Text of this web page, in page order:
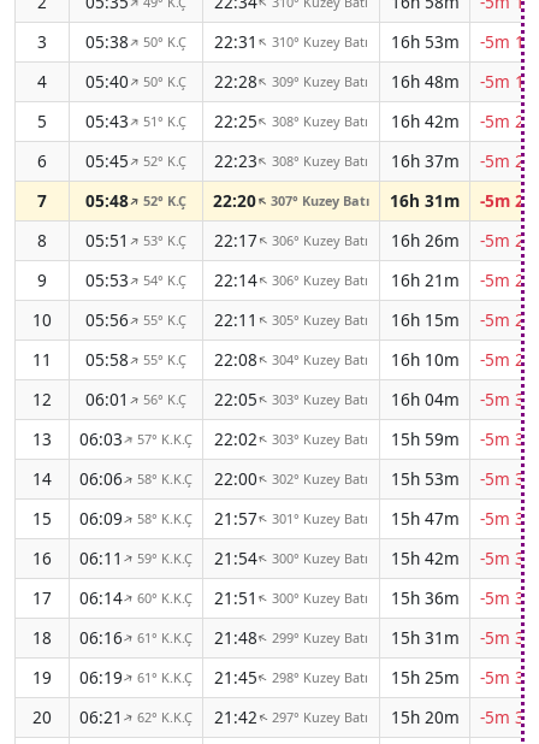
3
05:38↑50° K.Ç 22:31↑310° Kuzey Batı 16h 53m
-5m
4
05:40↑50° K.Ç 22:28↑309° Kuzey Batı 16h 48m
-5m
5
05:43↑51° K.Ç 22:25↑308° Kuzey Batı 16h 42m
-5m
6
05:45↑52° K.Ç 22:23↑308° Kuzey Batı 16h 37m
-5m
7
05:48↑52° K.Ç 22:20↑307° Kuzey Batı 16h 31m
-5m
8
05:51↑53° K.Ç 22:17↑306° Kuzey Batı 16h 26m
-5m
9
05:53↑54° K.Ç 22:14↑306° Kuzey Batı 16h 21m
-5m
10
05:56↑55° K.Ç 22:11↑305° Kuzey Batı 16h 15m
-5m
11
05:58↑55° K.Ç 22:08↑304° Kuzey Batı 16h 10m
-5m
12
06:01↑56° K.Ç 22:05↑303° Kuzey Batı 16h 04m
-5m
13
06:03↑57° K.K.Ç 22:02↑303° Kuzey Batı 15h 59m
-5m
14
06:06↑58° K.K.Ç 22:00↑302° Kuzey Batı 15h 53m
-5m
15
06:09↑58° K.K.Ç 21:57↑301° Kuzey Batı 15h 47m
-5m
16
06:11↑59° K.K.Ç 21:54↑300° Kuzey Batı 15h 42m
-5m
17
06:14↑60° K.K.Ç 21:51↑300° Kuzey Batı 15h 36m
-5m
18
06:16↑61° K.K.Ç 21:48↑299° Kuzey Batı 15h 31m
-5m
19
06:19↑61° K.K.Ç 21:45↑298° Kuzey Batı 15h 25m
-5m
20
06:21 ↑62° K.K.Ç 21:42↑297° Kuzey Batı 15h 20m
-5m